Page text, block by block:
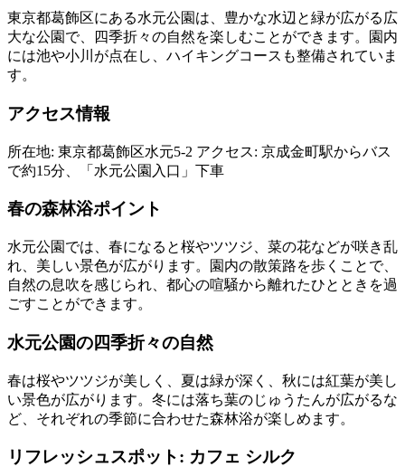
東京都葛飾区にある水元公園は、豊かな水辺と緑が広がる広
大な公園で、四季折々の自然を楽しむことができます。園内
には池や小川が点在し、ハイキングコースも整備されていま
す。
アクセス情報
所在地: 東京都葛飾区水元5-2 アクセス: 京成金町駅からバス
で約15分、「水元公園入口」下車
春の森林浴ポイント
水元公園では、春になると桜やツツジ、菜の花などが咲き乱
れ、美しい景色が広がります。園内の散策路を歩くことで、
自然の息吹を感じられ、都心の喧騒から離れたひとときを過
ごすことができます。
水元公園の四季折々の自然
春は桜やツツジが美しく、夏は緑が深く、秋には紅葉が美し
い景色が広がります。冬には落ち葉のじゅうたんが広がるな
ど、それぞれの季節に合わせた森林浴が楽しめます。
リフレッシュスポット: カフェ シルク